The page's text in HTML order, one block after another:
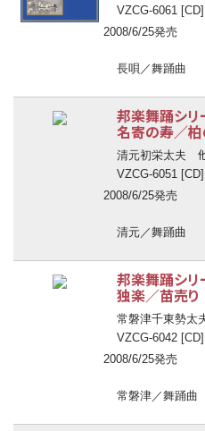
VZCG-6061 [CD]
2008/6/25発売
長唄／舞踊曲
邦楽舞踊シリ
名寄の寿／
清元初栄太夫
VZCG-6051 [CD]
2008/6/25発売
清元／舞踊曲
邦楽舞踊シリ
独楽／苗売り
常磐津千東勢太
VZCG-6042 [CD]
2008/6/25発売
常磐津／舞踊曲